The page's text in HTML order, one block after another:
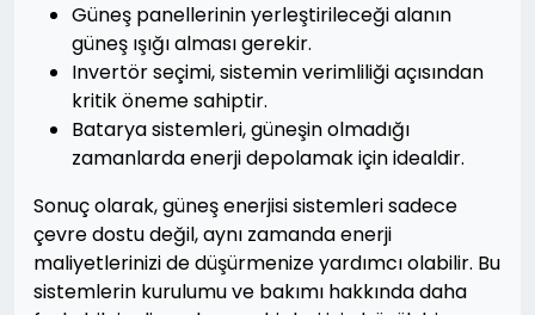
Güneş panellerinin yerleştirileceği alanın
güneş ışığı alması gerekir.
Invertör seçimi, sistemin verimliliği açısından
kritik öneme sahiptir.
Batarya sistemleri, güneşin olmadığı
zamanlarda enerji depolamak için idealdir.
Sonuç olarak, güneş enerjisi sistemleri sadece
çevre dostu değil, aynı zamanda enerji
maliyetlerinizi de düşürmenize yardımcı olabilir. Bu
sistemlerin kurulumu ve bakımı hakkında daha